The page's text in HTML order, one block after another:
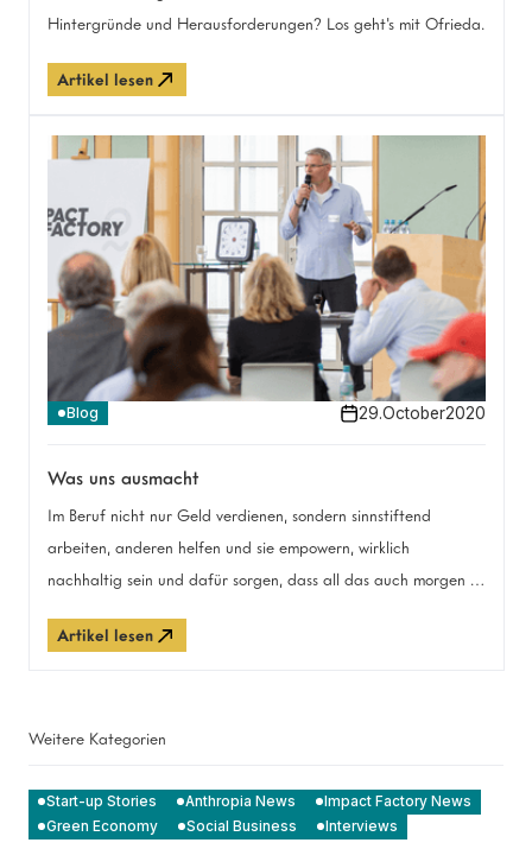
Hintergründe und Herausforderungen? Los geht's mit Ofrieda.
Artikel lesen
Blog 29.October2020
Was uns ausmacht
Im Beruf nicht nur Geld verdienen, sondern sinnstiftend
arbeiten, anderen helfen und sie empowern, wirklich
nachhaltig sein und dafür sorgen, dass all das auch morgen so
seit fünf Jahren Start-up-Stipendien für junge Green & Social
Artikel lesen
Weitere Kategorien
Start-up Stories Anthropia News
Impact Factory News
Green Economy
Social Business Interviews